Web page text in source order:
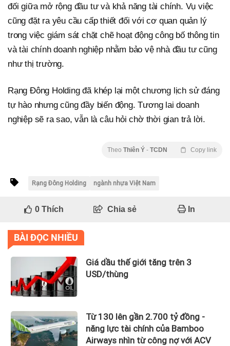
đối giữa mở rộng đầu tư và khả năng tài chính. Vụ việc
cũng đặt ra yêu cầu cấp thiết đối với cơ quan quản lý
trong việc giám sát chặt chẽ hoạt động công bố thông tin
và tài chính doanh nghiệp nhằm bảo vệ nhà đầu tư cũng
như thị trường.
Rạng Đông Holding đã khép lại một chương lịch sử đáng
tự hào nhưng cũng đầy biến động. Tương lai doanh
nghiệp sẽ ra sao, vẫn là câu hỏi chờ thời gian trả lời.
Theo Thiên Ý - TCDN Copy link
Rạng Đông Holding ngành nhựa Việt Nam
0Thích Chia sẻ In
BÀI ĐỌC NHIỀU
Giá dầu thế giới tăng trên 3
USD/thùng
Từ 130 lên gần 2.700 tỷ đồng -
năng lực tài chính của Bamboo
Airways nhìn từ công nợ với ACV